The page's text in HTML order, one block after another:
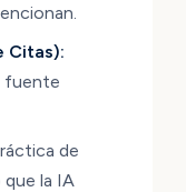
Citas):
fuente
de
que la IA